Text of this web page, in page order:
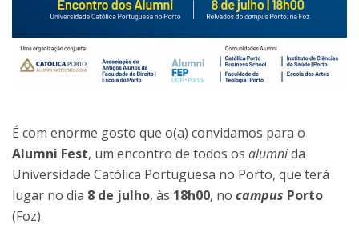
É com enorme gosto que o(a) convidamos para o
Alumni Fest, um encontro de todos os alumnida
Universidade Católica Portuguesa no Porto, que terá
lugar no dia 8 de julho, às 18h00, no campus Porto
(Foz).